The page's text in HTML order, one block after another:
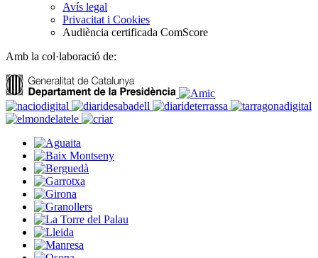
Avís legal
Privacitat i Cookies
Audiència certificada ComScore
Amb la col·laboració de: